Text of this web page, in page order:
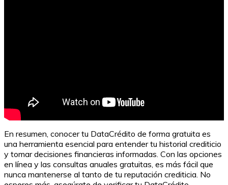
En resumen, conocer tu DataCrédito de forma gratuita es
una herramienta esencial para entender tu historial crediticio
y tomar decisiones financieras informadas. Con las opciones
en línea y las consultas anuales gratuitas, es más fácil que
nunca mantenerse al tanto de tu reputación crediticia. No